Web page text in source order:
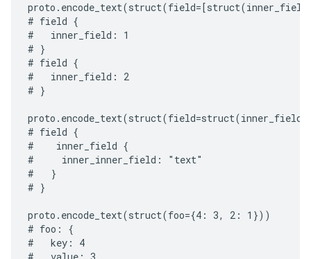
# field {
#   inner_field: 1
# }
# field {
#   inner_field: 2
# }
# field {
#    inner_field {
#     inner_inner_field: "text"
#   }
# }
proto.encode_text(struct(foo={4: 3, 2: 1}))
# foo: {
#   key: 4